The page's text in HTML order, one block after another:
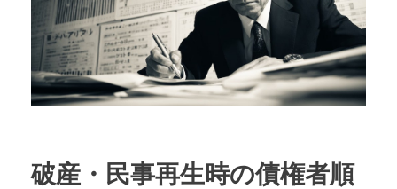
破産・民事再生時の債権者順